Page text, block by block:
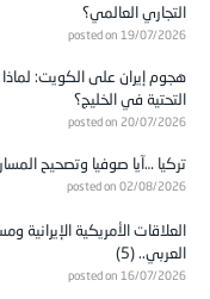
التجاري العالمي؟
posted on 19/07/2026
هجوم إيران على الكويت:
التحتية في الخليج؟
posted on 20/07/2026
تركيا …آيا صوفيا وتصحيح
posted on 02/08/2026
العلاقات الأمريكية الإيرانية
العربي.. (5)
posted on 16/07/2026